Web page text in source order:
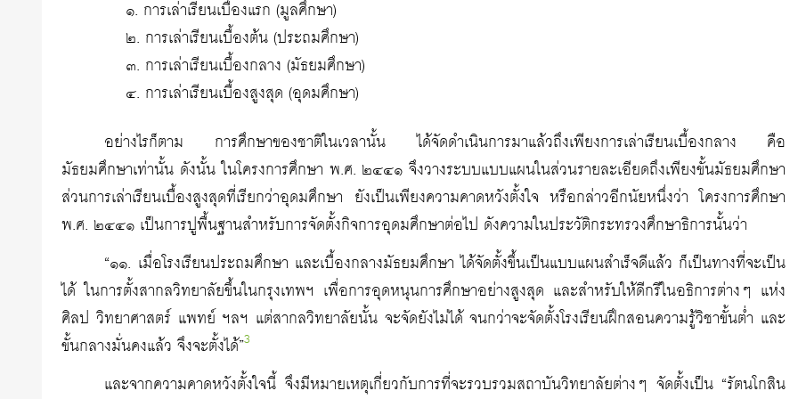
๑. การเล่าเรียนเบื้องแรก (มูลศึกษา)
๒. การเล่าเรียนเบื้องต้น (ประถมศึกษา)
๓. การเล่าเรียนเบื้องกลาง (มัธยมศึกษา)
๔. การเล่าเรียนเบื้องสูงสุด (อุดมศึกษา)
อย่างไรก็ตาม การศึกษาของชาติในเวลานั้น ได้จัดดำเนินการมาแล้วถึงเพียงการเล่าเรียนเบื้องกลาง คือ
มัธยมศึกษาเท่านั้น ดังนั้น ในโครงการศึกษา พ.ศ. ๒๔๔๑ จึงวางระบบแบบแผนในส่วนรายละเอียดถึงเพียงขั้นมัธยมศึกษา
ส่วนการเล่าเรียนเบื้องสูงสุดที่เรียกว่าอุดมศึกษา ยังเป็นเพียงความคาดหวังตั้งใจ หรือกล่าวอีกนัยหนึ่งว่า โครงการศึกษา
พ.ศ. ๒๔๔๑ เป็นการปูพื้นฐานสำหรับการจัดตั้งกิจการอุดมศึกษาต่อไป ดังความในประวัติกระทรวงศึกษาธิการนั้นว่า
“๑๑. เมื่อโรงเรียนประถมศึกษา และเบื้องกลางมัธยมศึกษา ได้จัดตั้งขึ้นเป็นแบบแผนสำเร็จดีแล้ว ก็เป็นทางที่จะเป็น
ได้ ในการตั้งสากลวิทยาลัยขึ้นในกรุงเทพฯ เพื่อการอุดหนุนการศึกษาอย่างสูงสุด และสำหรับให้ดีกรีในอธิการต่างๆ แห่ง
ศิลป วิทยาศาสตร์ แพทย์ ฯลฯ แต่สากลวิทยาลัยนั้น จะจัดยังไม่ได้ จนกว่าจะจัดตั้งโรงเรียนฝึกสอนความรู้วิชาขั้นต่ำ และ
ขั้นกลางมั่นคงแล้ว จึงจะตั้งได้”3
และจากความคาดหวังตั้งใจนี้ จึงมีหมายเหตุเกี่ยวกับการที่จะรวบรวมสถาบันวิทยาลัยต่างๆ จัดตั้งเป็น “รัตนโกสิน